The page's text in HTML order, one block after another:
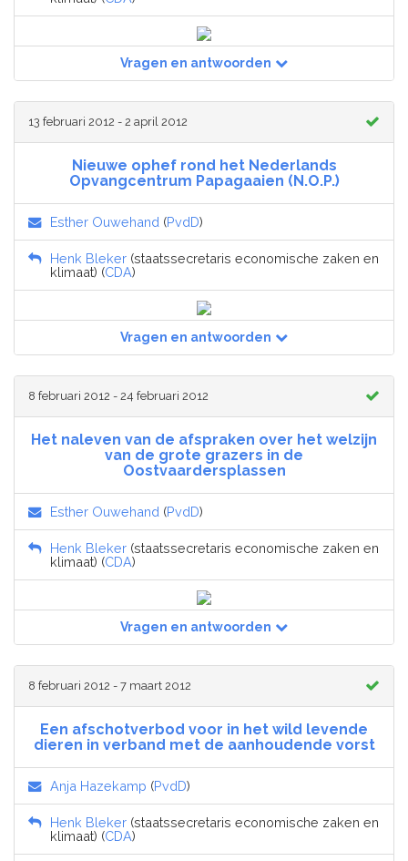
Vragen en antwoorden
13 februari 2012 - 2 april 2012
Nieuwe ophef rond het Nederlands
Opvangcentrum Papagaaien (N.O.P.)
Esther Ouwehand (PvdD)
Henk Bleker (staatssecretaris economische zaken en
klimaat) (CDA)
Vragen en antwoorden
8 februari 2012 - 24 februari 2012
Het naleven van de afspraken over het welzijn
van de grote grazers in de
Oostvaardersplassen
Esther Ouwehand (PvdD)
Henk Bleker (staatssecretaris economische zaken en
klimaat) (CDA)
Vragen en antwoorden
8 februari 2012 - 7 maart 2012
Een afschotverbod voor in het wild levende
dieren in verband met de aanhoudende vorst
Anja Hazekamp (PvdD)
Henk Bleker (staatssecretaris economische zaken en
klimaat) (CDA)